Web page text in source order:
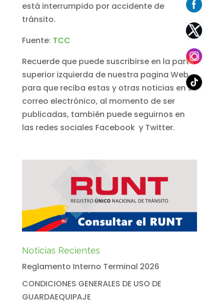
está interrumpido por accidente de
tránsito.
Fuente: TCC
Recuerde que puede suscribirse en la parte
superior izquierda de nuestra pagina Web,
para que reciba estas y otras noticias en su
correo electrónico, al momento de ser
publicadas, también puede seguirnos en
las redes sociales Facebook y Twitter.
Noticias Recientes
Reglamento Interno Terminal 2026
CONDICIONES GENERALES DE USO DE
GUARDAEQUIPAJE